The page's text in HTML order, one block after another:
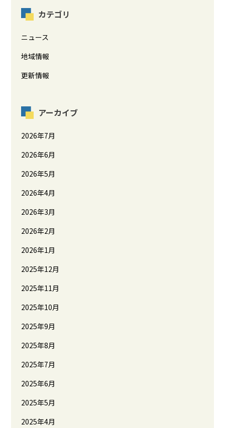
カテゴリ
ニュース
地域情報
更新情報
アーカイブ
2026年7月
2026年6月
2026年5月
2026年4月
2026年3月
2026年2月
2026年1月
2025年12月
2025年11月
2025年10月
2025年9月
2025年8月
2025年7月
2025年6月
2025年5月
2025年4月